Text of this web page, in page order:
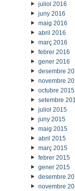
juliol 2016
juny 2016
maig 2016
abril 2016
març 2016
febrer 2016
gener 2016
desembre
novembre
octubre 2015
setembre
juliol 2015
juny 2015
maig 2015
abril 2015
març 2015
febrer 2015
gener 2015
desembre
novembre